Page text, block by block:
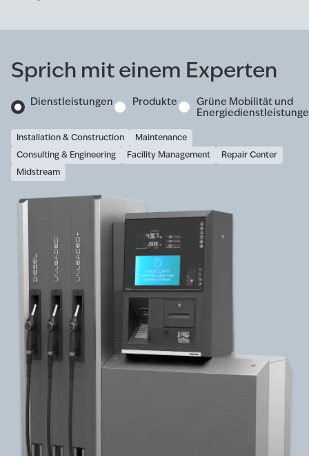
Sprich mit einem Experten
Dienstleistungen Produkte
Grüne Mobilität und
Installation & Construction
Maintenance
Consulting & Engineering
Facility Management
Repair Center
Midstream